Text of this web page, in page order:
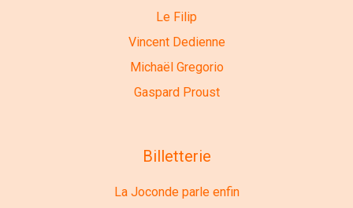
Le Filip
Vincent Dedienne
Michaël Gregorio
Gaspard Proust
Billetterie
La Joconde parle enfin